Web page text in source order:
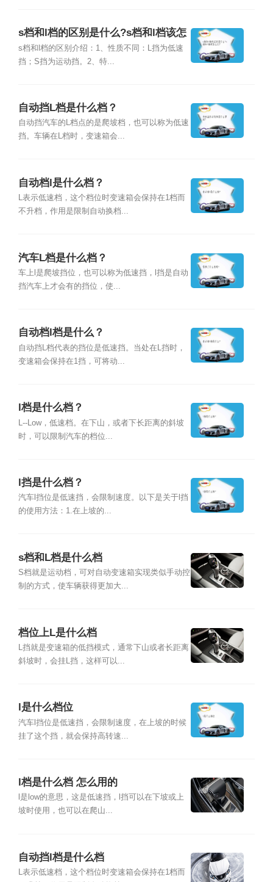
s档和l档的区别是什么?s档和l档该怎
么用?
s档和l档的区别介绍：1、性质不同：L挡为低速
挡；S挡为运动挡。2、特...
自动挡L档是什么档？
自动挡汽车的L档点的是爬坡档，也可以称为低速
挡。车辆在L档时，变速箱会...
自动档l是什么档？
L表示低速档，这个档位时变速箱会保持在1档而
不升档，作用是限制自动换档...
汽车L档是什么档？
车上l是爬坡挡位，也可以称为低速挡，l挡是自动
挡汽车上才会有的挡位，使...
自动档l档是什么？
自动挡L档代表的挡位是低速挡。当处在L挡时，
变速箱会保持在1挡，可将动...
l档是什么档？
L--Low，低速档。在下山，或者下长距离的斜坡
时，可以限制汽车的档位...
l挡是什么档？
汽车l挡位是低速挡，会限制速度。以下是关于l挡
的使用方法：1.在上坡的...
s档和L档是什么档
S档就是运动档，可对自动变速箱实现类似手动控
制的方式，使车辆获得更加大...
档位上L是什么档
L挡就是变速箱的低挡模式，通常下山或者长距离
斜坡时，会挂L挡，这样可以...
l是什么档位
汽车l挡位是低速挡，会限制速度，在上坡的时候
挂了这个挡，就会保持高转速...
l档是什么档 怎么用的
l是low的意思，这是低速挡，l挡可以在下坡或上
坡时使用，也可以在爬山...
自动挡l档是什么档
L表示低速档，这个档位时变速箱会保持在1档而